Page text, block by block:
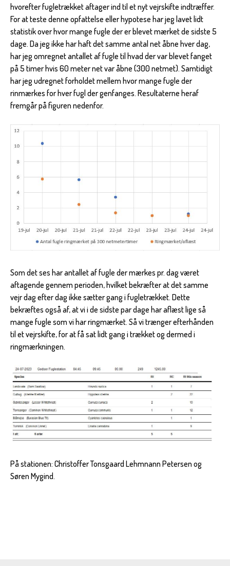
hvorefter fugletrækket aftager ind til et nyt vejrskifte indtræffer.
For at teste denne opfattelse eller hypotese har jeg lavet lidt
statistik over hvor mange fugle der er blevet mærket de sidste 5
dage. Da jeg ikke har haft det samme antal net åbne hver dag,
har jeg omregnet antallet af fugle til hvad der var blevet fanget
på 5 timer hvis 60 meter net var åbne (300 netmet). Samtidigt
har jeg udregnet forholdet mellem hvor mange fugle der
rinmærkes for hver fugl der genfanges. Resultaterne heraf
fremgår på figuren nedenfor.
Som det ses har antallet af fugle der mærkes pr. dag været
aftagende gennem perioden, hvilket bekræfter at det samme
vejr dag efter dag ikke sætter gang i fugletrækket. Dette
bekræftes også af, at vi i de sidste par dage har aflæst lige så
mange fugle som vi har ringmærket. Så vi trænger efterhånden
til et vejrskifte, for at få sat lidt gang i trækket og dermed i
ringmærkningen.
På stationen: Christoffer Tonsgaard Lehmnann Petersen og
Søren Mygind.